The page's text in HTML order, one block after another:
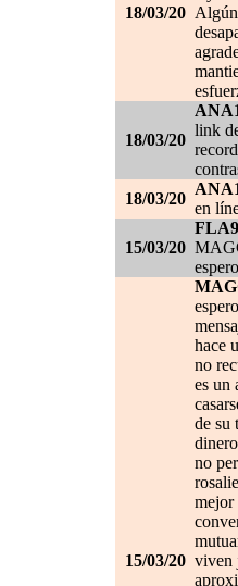
18/03/20
18/03/20
link
18/03/20
en
15/03/20
15/03/20
hace
no
es un
de su
no
mejor
viven